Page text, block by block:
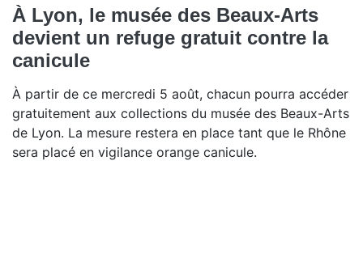
À Lyon, le musée des Beaux-Arts
devient un refuge gratuit contre la
canicule
À partir de ce mercredi 5 août, chacun pourra accéder
gratuitement aux collections du musée des Beaux-Arts
de Lyon. La mesure restera en place tant que le Rhône
sera placé en vigilance orange canicule.